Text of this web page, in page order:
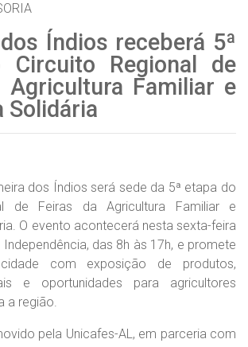
Índios receberá 5ª
Circuito Regional de
Agricultura Familiar e
Solidária
dos Índios será sede da 5ª etapa do
de Feiras da Agricultura Familiar e
O evento acontecerá nesta sexta-feira
das 8h às 17h, e promete
com exposição de produtos,
e oportunidades para agricultores
a região.
pela Unicafes-AL, em parceria com